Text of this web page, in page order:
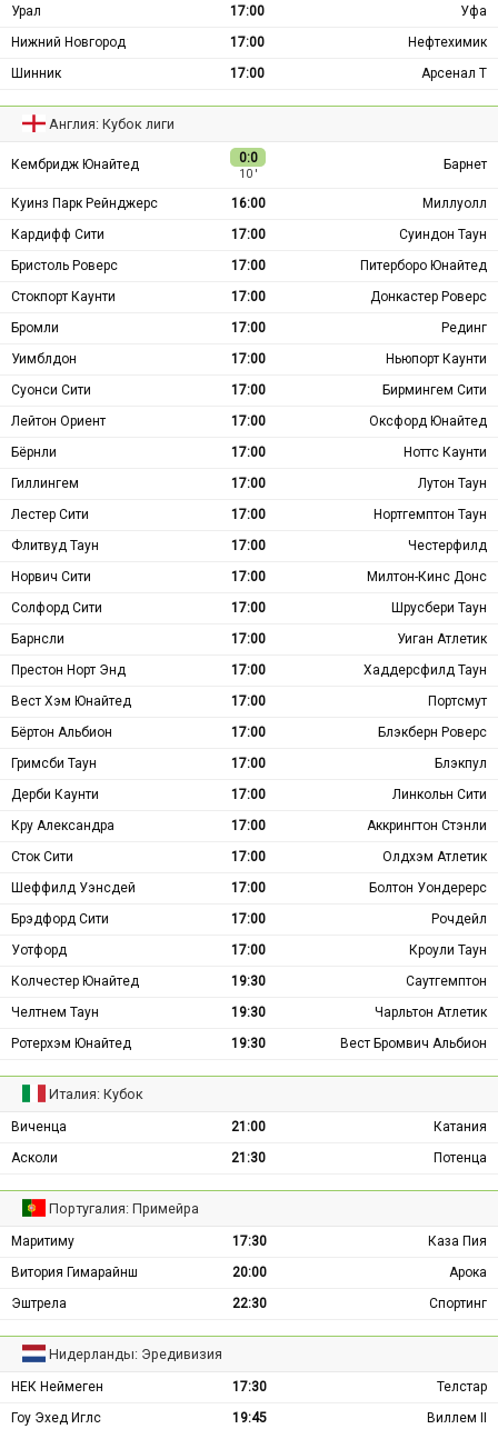
Урал
17:00
Уфа
Нижний Новгород
17:00
Нефтехимик
Шинник
17:00 Арсенал Т
Англия: Кубок лиги
Кембридж Юнайтед 0:0
10 ′
Барнет
Куинз Парк Рейнджерс 16:00
Миллуолл
Кардифф Сити
17:00
Суиндон Таун
Бристоль Роверс
17:00
Питерборо Юнайтед
Стокпорт Каунти
17:00
Донкастер Роверс
Бромли
17:00
Рединг
Уимблдон
17:00
Ньюпорт Каунти
Суонси Сити
17:00
Бирмингем Сити
Лейтон Ориент
17:00
Оксфорд Юнайтед
Бёрнли
17:00
Ноттс Каунти
Гиллингем
17:00
Лутон Таун
Лестер Сити
17:00
Нортгемптон Таун
Флитвуд Таун
17:00
Честерфилд
Норвич Сити
17:00
Милтон-Кинс Донс
Солфорд Сити
17:00
Шрусбери Таун
Барнсли
17:00
Уиган Атлетик
Престон Норт Энд
17:00
Хаддерсфилд Таун
Вест Хэм Юнайтед
17:00
Портсмут
Бёртон Альбион
17:00
Блэкберн Роверс
Гримсби Таун
17:00
Блэкпул
Дерби Каунти
17:00
Линкольн Сити
Кру Александра
17:00
Аккрингтон Стэнли
Сток Сити
17:00
Олдхэм Атлетик
Шеффилд Уэнсдей
17:00
Болтон Уондерерс
Брэдфорд Сити
17:00
Рочдейл
Уотфорд
17:00
Кроули Таун
Колчестер Юнайтед
19:30
Саутгемптон
Челтнем Таун
19:30
Чарльтон Атлетик
Ротерхэм Юнайтед
19:30 Вест Бромвич Альбион
Италия: Кубок
Виченца 21:00
Катания
Асколи
21:30 Потенца
Португалия: Примейра
Маритиму 17:30
Каза Пия
Витория Гимарайнш
20:00
Арока
Эштрела
22:30 Спортинг
Нидерланды: Эредивизия
НЕК Неймеген 17:30
Телстар
Гоу Эхед Иглс
19:45 Виллем II